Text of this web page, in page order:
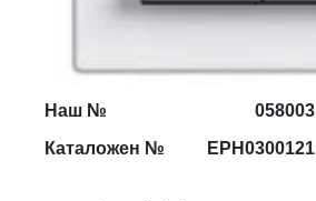
Наш № 058003
Каталожен №
EPH0300121